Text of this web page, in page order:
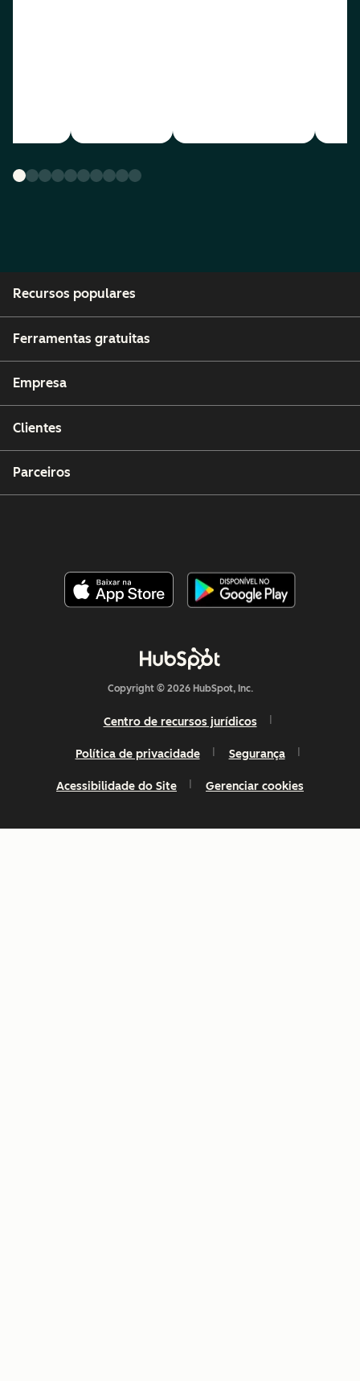
Recursos populares
Ferramentas gratuitas
Empresa
Clientes
Parceiros
Copyright © 2026 HubSpot, Inc.
Centro de recursos jurídicos
Política de privacidade Segurança
Acessibilidade do Site Gerenciar cookies